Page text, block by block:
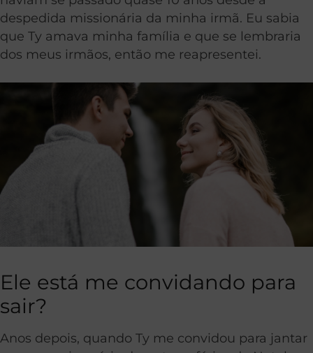
despedida missionária da minha irmã. Eu sabia
que Ty amava minha família e que se lembraria
dos meus irmãos, então me reapresentei.
Ele está me convidando para
sair?
Anos depois, quando Ty me convidou para jantar